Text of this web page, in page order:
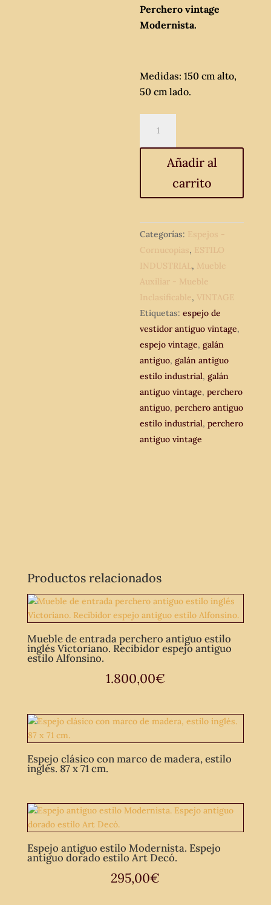
Perchero vintage
Modernista.
Medidas: 150 cm alto,
50 cm lado.
Tocador
Vestidor
estilo
Decó.
Galán
antiguo.
Perchero
vintage
Modernista.
cantidad
Añadir al
carrito
Categorías: Espejos -
Cornucopias, ESTILO
INDUSTRIAL, Mueble
Auxiliar - Mueble
Inclasificable, VINTAGE
Etiquetas:espejo de
vestidor antiguo vintage,
espejo vintage,galán
antiguo,galán antiguo
estilo industrial,galán
antiguo vintage,perchero
antiguo,perchero antiguo
estilo industrial,perchero
antiguo vintage
Productos relacionados
Mueble de entrada perchero antiguo estilo
inglés Victoriano. Recibidor espejo antiguo
estilo Alfonsino.
1.800,00€
Espejo clásico con marco de madera, estilo
inglés. 87 x 71 cm.
Espejo antiguo estilo Modernista. Espejo
antiguo dorado estilo Art Decó.
295,00€